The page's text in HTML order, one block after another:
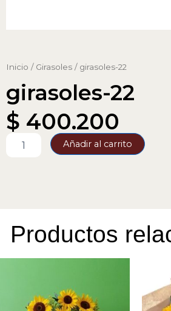
Inicio / Girasoles / girasoles-22
girasoles-22
$ 400.200
Añadir al carrito
Productos